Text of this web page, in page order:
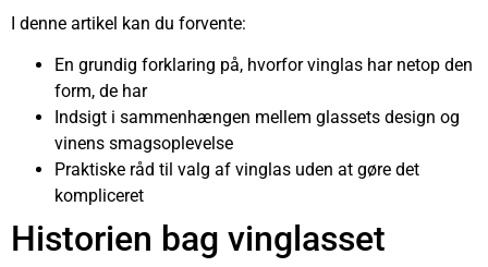
I denne artikel kan du forvente:
En grundig forklaring på, hvorfor vinglas har netop den
form, de har
Indsigt i sammenhængen mellem glassets design og
vinens smagsoplevelse
Praktiske råd til valg af vinglas uden at gøre det
kompliceret
Historien bag vinglasset